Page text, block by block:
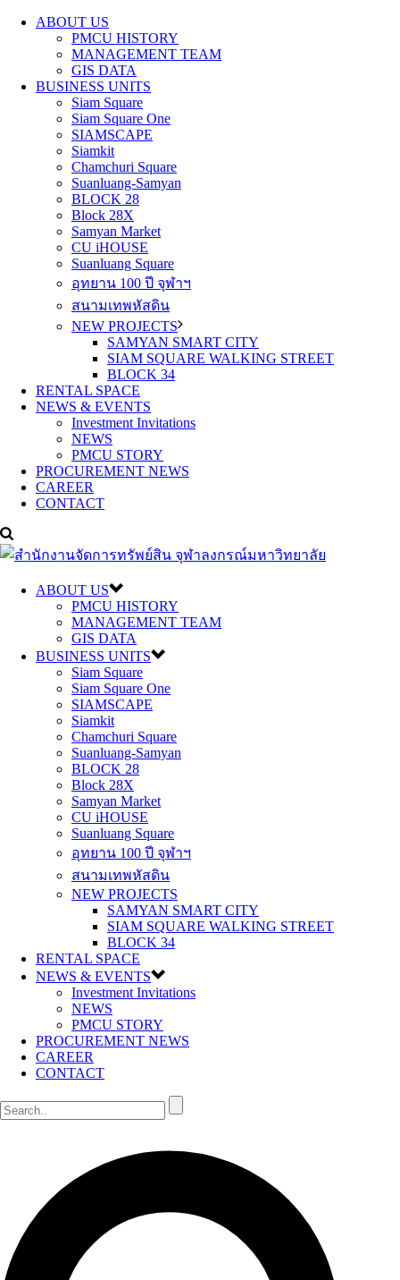
ABOUT US
PMCU HISTORY
MANAGEMENT TEAM
GIS DATA
BUSINESS UNITS
Siam Square
Siam Square One
SIAMSCAPE
Siamkit
Chamchuri Square
Suanluang-Samyan
BLOCK 28
Block 28X
Samyan Market
CU iHOUSE
Suanluang Square
อุทยาน 100 ปี จุฬาฯ
สนามเทพหัสดิน
NEW PROJECTS
SAMYAN SMART CITY
SIAM SQUARE WALKING STREET
BLOCK 34
RENTAL SPACE
NEWS & EVENTS
Investment Invitations
NEWS
PMCU STORY
PROCUREMENT NEWS
CAREER
CONTACT
ABOUT US
PMCU HISTORY
MANAGEMENT TEAM
GIS DATA
BUSINESS UNITS
Siam Square
Siam Square One
SIAMSCAPE
Siamkit
Chamchuri Square
Suanluang-Samyan
BLOCK 28
Block 28X
Samyan Market
CU iHOUSE
Suanluang Square
อุทยาน 100 ปี จุฬาฯ
สนามเทพหัสดิน
NEW PROJECTS
SAMYAN SMART CITY
SIAM SQUARE WALKING STREET
BLOCK 34
RENTAL SPACE
NEWS & EVENTS
Investment Invitations
NEWS
PMCU STORY
PROCUREMENT NEWS
CAREER
CONTACT